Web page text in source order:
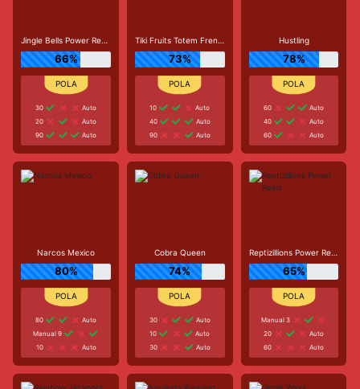
Jingle Bells Power Reels
66%
30
Auto
20
Auto
90
Auto
Tiki Fruits Totem Frenzy
73%
10
Auto
40
Auto
90
Auto
Hustling
78%
60
Auto
40
Auto
60
Auto
Narcos Mexico
80%
80
Auto
Manual 9
10
Auto
Cobra Queen
74%
30
Auto
10
Auto
30
Auto
Reptizillions Power Reels
65%
Manual 3
20
Auto
60
Auto